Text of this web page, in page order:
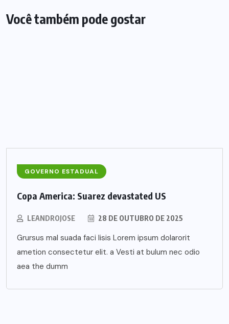
Você também pode gostar
GOVERNO ESTADUAL
Copa America: Suarez devastated US
LEANDROJOSE 28 DE OUTUBRO DE 2025
Grursus mal suada faci lisis Lorem ipsum dolarorit
ametion consectetur elit. a Vesti at bulum nec odio
aea the dumm